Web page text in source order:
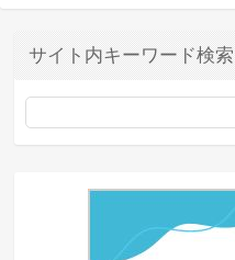
サイト内キーワード検索